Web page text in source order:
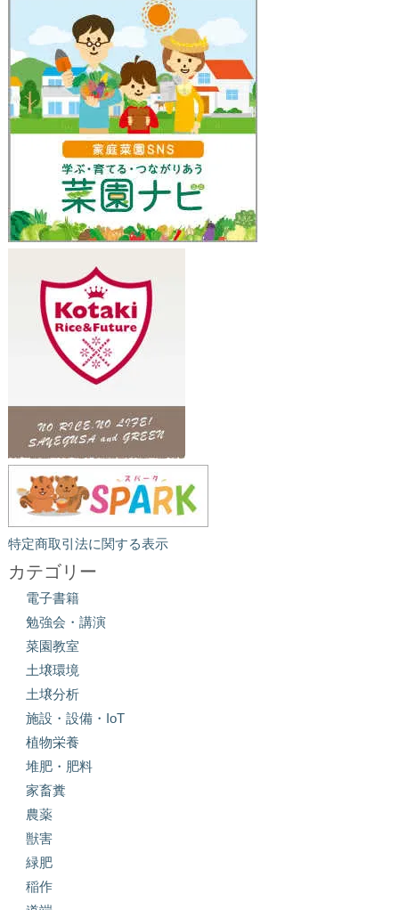
特定商取引法に関する表示
カテゴリー
電子書籍
勉強会・講演
菜園教室
土壌環境
土壌分析
施設・設備・IoT
植物栄養
堆肥・肥料
家畜糞
農薬
獣害
緑肥
稲作